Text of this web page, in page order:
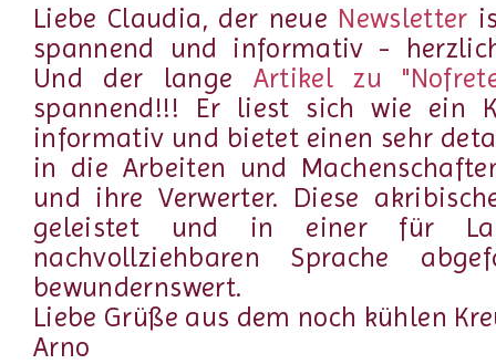
Liebe Claudia, der neue Newsletter
spannend und informativ -
Und der lange Artikel zu
spannend!!! Er liest sich wie ein
informativ und bietet einen sehr
in die Arbeiten und
und ihre Verwerter. Diese
geleistet und in einer für
nachvollziehbaren Sprache
bewundernswert.
Liebe Grüße aus dem noch kühlen
Arno